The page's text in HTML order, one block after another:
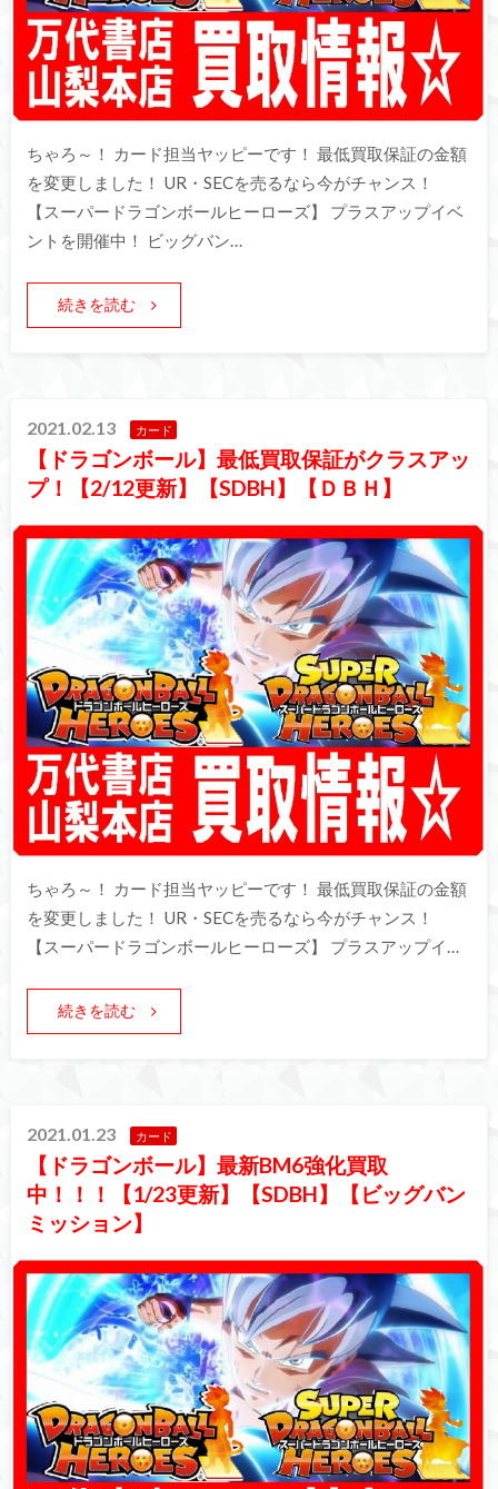
ちゃろ～！ カード担当ヤッピーです！ 最低買取保証の金額
を変更しました！ UR・SECを売るなら今がチャンス！
【スーパードラゴンボールヒーローズ】 プラスアップイベ
ントを開催中！ ビッグバン…
続きを読む
2021.02.13 カード
【ドラゴンボール】最低買取保証がクラスアッ
プ！【2/12更新】【SDBH】【ＤＢＨ】
ちゃろ～！ カード担当ヤッピーです！ 最低買取保証の金額
を変更しました！ UR・SECを売るなら今がチャンス！
【スーパードラゴンボールヒーローズ】 プラスアップイ…
続きを読む
2021.01.23 カード
【ドラゴンボール】最新BM6強化買取
中！！！【1/23更新】【SDBH】【ビッグバン
ミッション】